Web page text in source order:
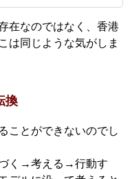
在なのではなく、香港
は同じような気がしま
換
ことができないのでし
く→考える→行動す